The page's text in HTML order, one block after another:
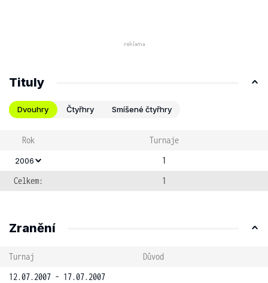
Tituly
Dvouhry Čtyřhry Smíšené čtyřhry
Rok Turnaje
2006
1
Celkem:
1
Zranění
Turnaj
Důvod
12.07.2007 - 17.07.2007